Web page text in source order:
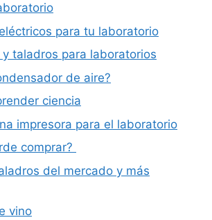
para tu laboratorio
taladros para laboratorios
de aire?
ciencia
impresora para el laboratorio
comprar?
del mercado y más
vino